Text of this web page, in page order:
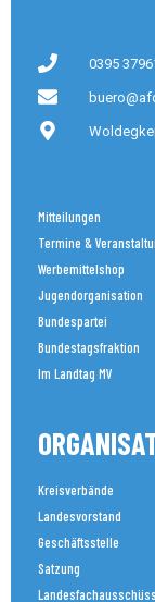
0395
Mitteilungen
Termine &
Werbemittelshop
Jugendorganisation
Bundespartei
Bundestagsfraktion
Im Landtag MV
Kreisverbände
Landesvorstand
Geschäftsstelle
Satzung